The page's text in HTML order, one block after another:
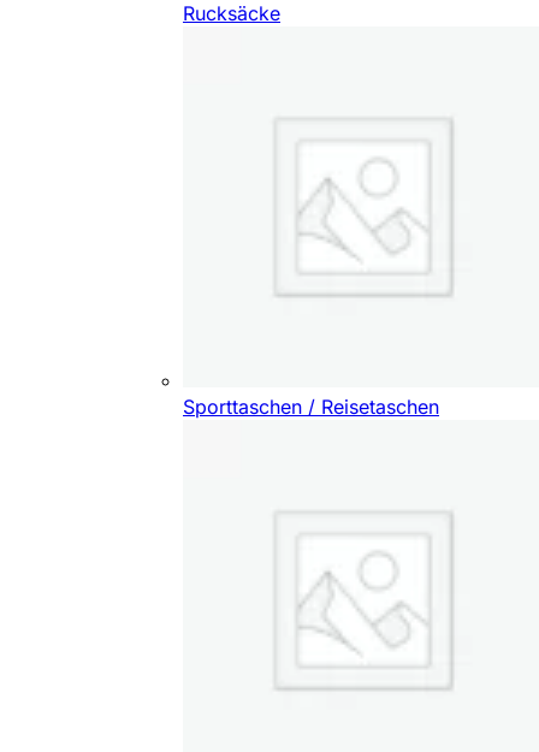
Rucksäcke
Sporttaschen / Reisetaschen